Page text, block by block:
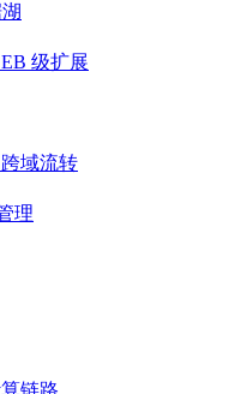
级扩展
域流转
理
链路